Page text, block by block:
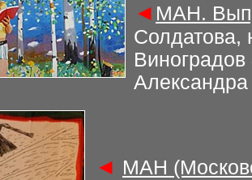
◄ МАН.
Солдатова,
◄ МАН